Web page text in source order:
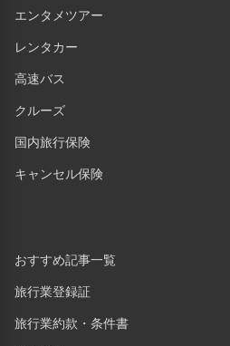
エンタメツアー
レンタカー
高速バス
クルーズ
国内旅行保険
キャンセル保険
おすすめ記事一覧
旅行業登録証
旅行業約款・条件書